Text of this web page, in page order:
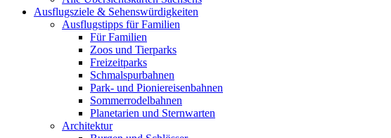
Ausflugsziele & Sehenswürdigkeiten
Ausflugstipps für Familien
Für Familien
Zoos und Tierparks
Freizeitparks
Schmalspurbahnen
Park- und Pioniereisenbahnen
Sommerrodelbahnen
Planetarien und Sternwarten
Architektur